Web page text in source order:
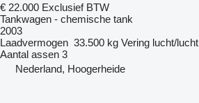
€ 22.000 Exclusief BTW
Tankwagen - chemische tank
2003
Laadvermogen 33.500 kg Vering lucht/lucht
Aantal assen 3
Nederland, Hoogerheide